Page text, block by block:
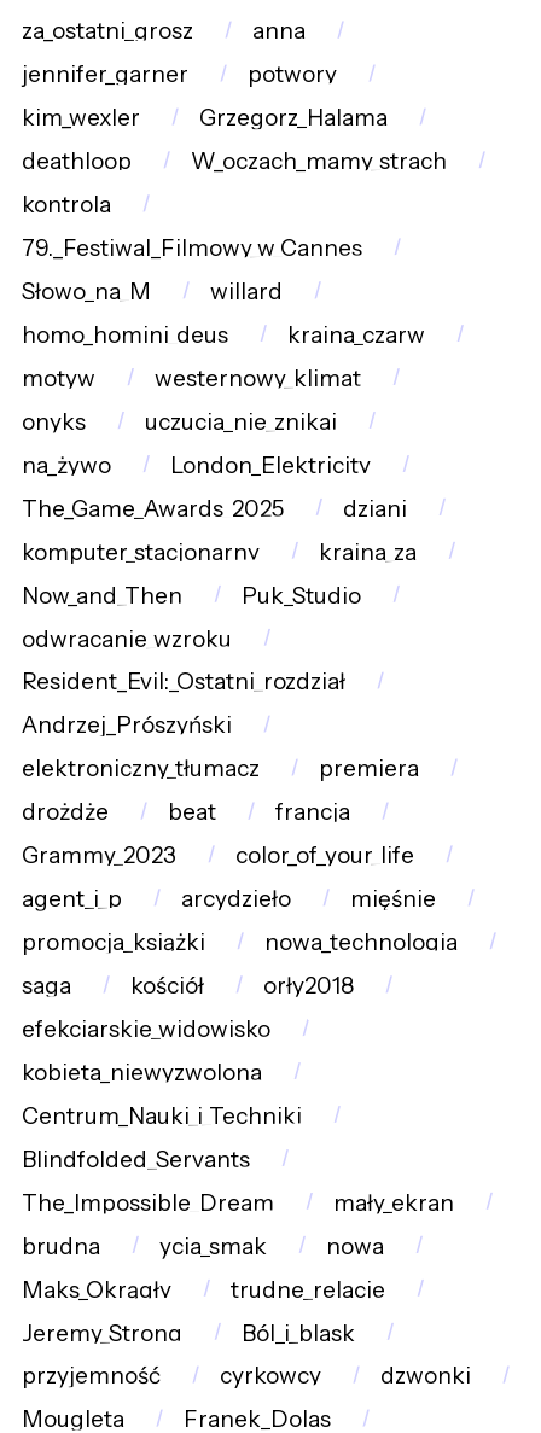
za_ostatni_grosz
anna
jennifer_garner
potwory
kim_wexler
Grzegorz_Halama
deathloop
W_oczach_mamy_strach
kontrola
79._Festiwal_Filmowy_w_Cannes
Słowo_na_M
willard
homo_homini_deus
kraina_czarw
motyw
westernowy_klimat
onyks
uczucia_nie_znikaj
na_żywo
London_Elektricity
The_Game_Awards_2025
dziani
komputer_stacjonarny
kraina_za
Now_and_Then
Puk_Studio
odwracanie_wzroku
Resident_Evil:_Ostatni_rozdział
Andrzej_Prószyński
elektroniczny_tłumacz
premiera
drożdże
beat
francja
Grammy_2023
color_of_your_life
agent_i_p
arcydzieło
mięśnie
promocja_książki
nowa_technologia
saga
kościół
orły2018
efekciarskie_widowisko
kobieta_niewyzwolona
Centrum_Nauki_i_Techniki
Blindfolded_Servants
The_Impossible_Dream
mały_ekran
brudna
ycia_smak
nowa
Maks_Okrągły
trudne_relacje
Jeremy_Strong
Ból_i_blask
przyjemność
cyrkowcy
dzwonki
Mougleta
Franek_Dolas